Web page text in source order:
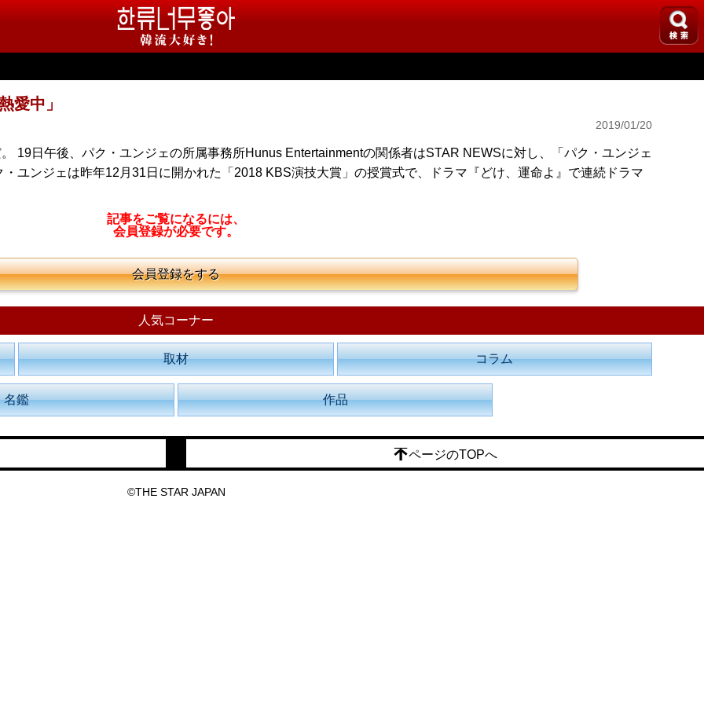
愛中」
2019/01/20
19日午後、パク・ユンジェの所属事務所Hunus Entertainmentの関係者はSTAR NEWSに対し、「パク・ユンジェ
ユンジェは昨年12月31日に開かれた「2018 KBS演技大賞」の授賞式で、ドラマ『どけ、運命よ』で連続ドラマ
記事をご覧になるには、
会員登録が必要です。
会員登録をする
人気コーナー
取材 コラム
名鑑 作品
ページのTOPへ
©THE STAR JAPAN